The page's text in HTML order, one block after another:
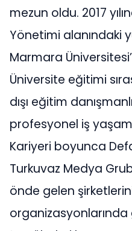
mezun oldu. 2017
Yönetimi alanındaki
Marmara
Üniversite eğitimi
dışı eğitim
profesyonel iş
Kariyeri boyunca
Turkuvaz Medya
önde gelen
organizasyonlarında